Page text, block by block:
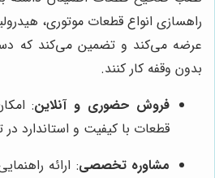
راهسازی انواع قطعات موتوری،
عرضه می‌کند و تضمین می‌کند که
بدون وقفه کار کنند.
فروش حضوری و آنلاین:
قطعات با کیفیت و استاندارد در
مشاوره تخصصی: ارائه